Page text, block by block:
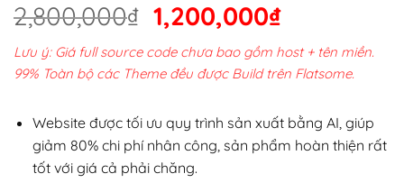
2,800,000₫ Giá
gốc
là:
2,800,000₫.
1,200,000₫Giá
hiện
tại
Lưu ý: Giá full source code chưa bao gồm host + tên miền.
99% Toàn bộ các Theme đều được Build trên Flatsome.
Website được tối ưu quy trình sản xuất bằng AI, giúp
giảm 80% chi phí nhân công, sản phẩm hoàn thiện rất
tốt với giá cả phải chăng.